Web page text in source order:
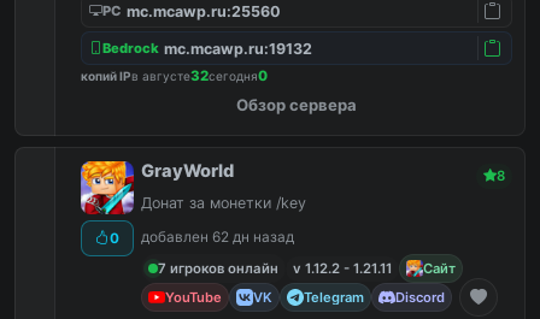
PC mc.mcawp.ru:25560
Bedrock mc.mcawp.ru:19132
копий IPв августе32сегодня0
Обзор сервера
0
GrayWorld 8
Донат за монетки /key
добавлен 62 дн назад
7 игроков онлайн
v 1.12.2 - 1.21.11
Сайт
YouTube
VK Telegram Discord